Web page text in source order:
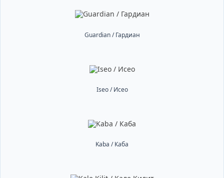
Guardian / Гардиан
Iseo / Исео
Kaba / Каба